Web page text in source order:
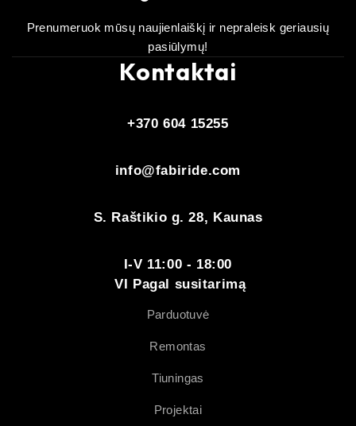
Prenumeruok mūsų naujienlaiškį ir nepraleisk geriausių
pasiūlymų!
Kontaktai
+370 604 15255
info@fabiride.com
S. Raštikio g. 28, Kaunas
I-V 11:00 - 18:00
VI Pagal susitarimą
Parduotuvė
Remontas
Tiuningas
Projektai